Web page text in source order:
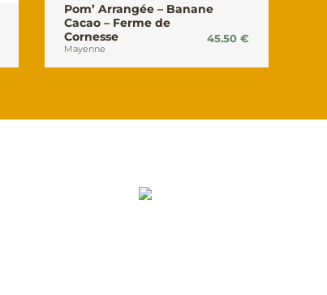
Pom’ Arrangée – Banane
Cacao – Ferme de
Cornesse
Mayenne
45.50 €